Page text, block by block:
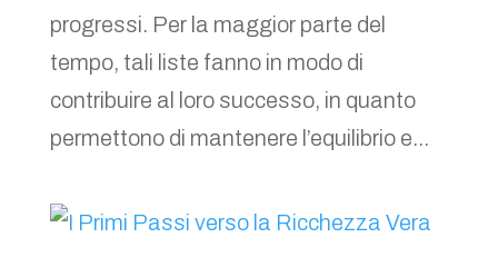
progressi. Per la maggior parte del
tempo, tali liste fanno in modo di
contribuire al loro successo, in quanto
permettono di mantenere l’equilibrio e...